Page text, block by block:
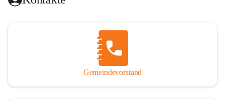
Gemeindevorstand